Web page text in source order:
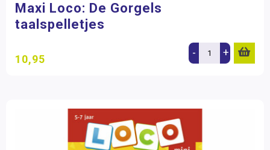
Maxi Loco: De Gorgels
taalspelletjes
10,95 - +